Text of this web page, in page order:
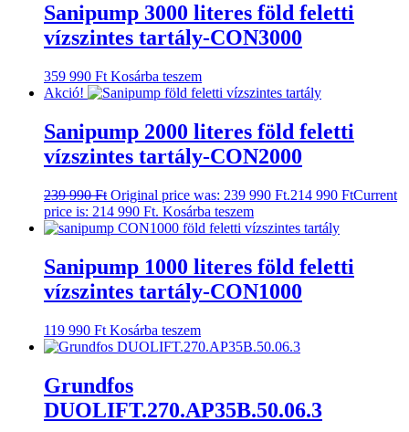
Sanipump 3000 literes föld feletti
vízszintes tartály-CON3000
359 990 Ft Kosárba teszem
Akció!
Sanipump 2000 literes föld feletti
vízszintes tartály-CON2000
239 990Ft Original price was: 239 990 Ft.214 990 FtCurrent
price is: 214 990 Ft. Kosárba teszem
Sanipump 1000 literes föld feletti
vízszintes tartály-CON1000
119 990 Ft Kosárba teszem
Grundfos
DUOLIFT.270.AP35B.50.06.3